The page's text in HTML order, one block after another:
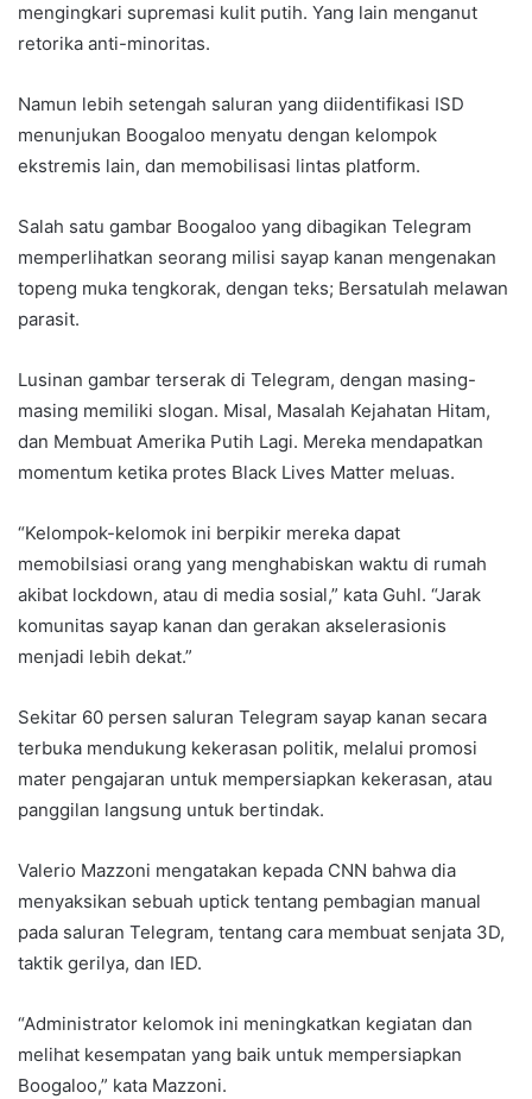
mengingkari supremasi kulit putih. Yang lain menganut
retorika anti-minoritas.
Namun lebih setengah saluran yang diidentifikasi ISD
menunjukan Boogaloo menyatu dengan kelompok
ekstremis lain, dan memobilisasi lintas platform.
Salah satu gambar Boogaloo yang dibagikan Telegram
memperlihatkan seorang milisi sayap kanan mengenakan
topeng muka tengkorak, dengan teks; Bersatulah melawan
parasit.
Lusinan gambar terserak di Telegram, dengan masing-
masing memiliki slogan. Misal, Masalah Kejahatan Hitam,
dan Membuat Amerika Putih Lagi. Mereka mendapatkan
momentum ketika protes Black Lives Matter meluas.
“Kelompok-kelomok ini berpikir mereka dapat
memobilsiasi orang yang menghabiskan waktu di rumah
akibat lockdown, atau di media sosial,” kata Guhl. “Jarak
komunitas sayap kanan dan gerakan akselerasionis
menjadi lebih dekat.”
Sekitar 60 persen saluran Telegram sayap kanan secara
terbuka mendukung kekerasan politik, melalui promosi
mater pengajaran untuk mempersiapkan kekerasan, atau
panggilan langsung untuk bertindak.
Valerio Mazzoni mengatakan kepada CNN bahwa dia
menyaksikan sebuah uptick tentang pembagian manual
pada saluran Telegram, tentang cara membuat senjata 3D,
taktik gerilya, dan IED.
“Administrator kelomok ini meningkatkan kegiatan dan
melihat kesempatan yang baik untuk mempersiapkan
Boogaloo,” kata Mazzoni.